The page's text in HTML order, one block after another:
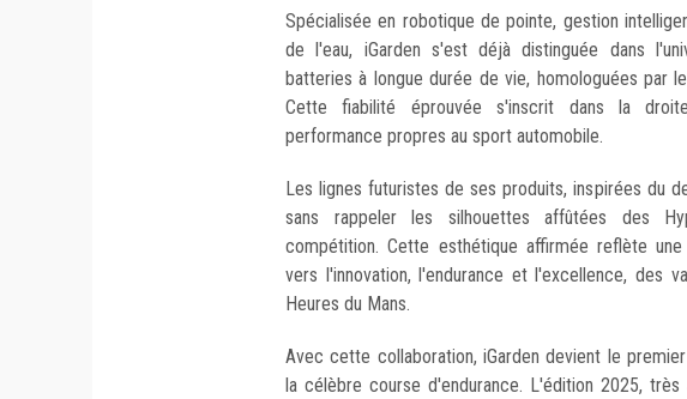
Spécialisée en robotique de pointe, gestion
de l'eau, iGarden s'est déjà distinguée dans
batteries à longue durée de vie, homologuées par
Cette fiabilité éprouvée s'inscrit dans la
performance propres au sport automobile.
Les lignes futuristes de ses produits, inspirées du
sans rappeler les silhouettes affûtées des
compétition. Cette esthétique affirmée reflète
vers l'innovation, l'endurance et l'excellence, des
Heures du Mans.
Avec cette collaboration, iGarden devient le
la célèbre course d'endurance. L'édition 2025,